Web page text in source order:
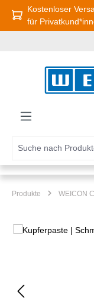
Zum Hauptinhalt
Kostenloser
für
Produkte WEICON
Bildergalerie